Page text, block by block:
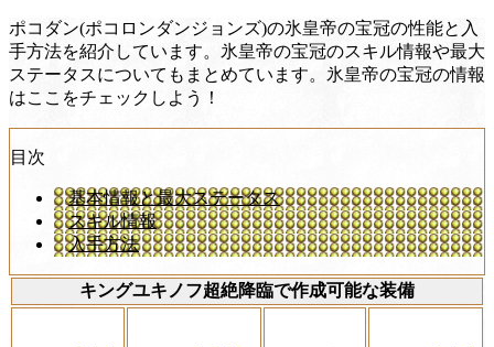
ポコダン(ポコロンダンジョンズ)の氷皇帝の宝冠の性能と入
手方法を紹介しています。氷皇帝の宝冠のスキル情報や最大
ステータスについてもまとめています。氷皇帝の宝冠の情報
はここをチェックしよう！
目次
基本情報と最大ステータス
スキル情報
入手方法
キングユキノフ超絶降臨で作成可能な装備